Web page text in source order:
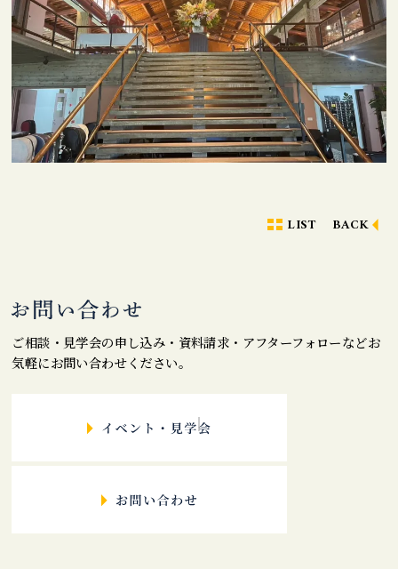
LIST BACK
ご相談・見学会の申し込み・資料請求・アフターフォローなどお
気軽にお問い合わせください。